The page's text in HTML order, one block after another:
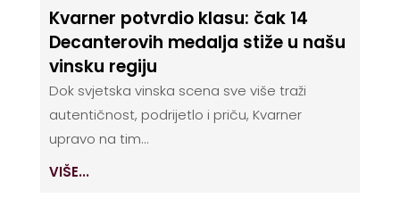
Kvarner potvrdio klasu: čak 14
Decanterovih medalja stiže u našu
vinsku regiju
Dok svjetska vinska scena sve više traži
autentičnost, podrijetlo i priču, Kvarner
upravo na tim...
VIŠE...